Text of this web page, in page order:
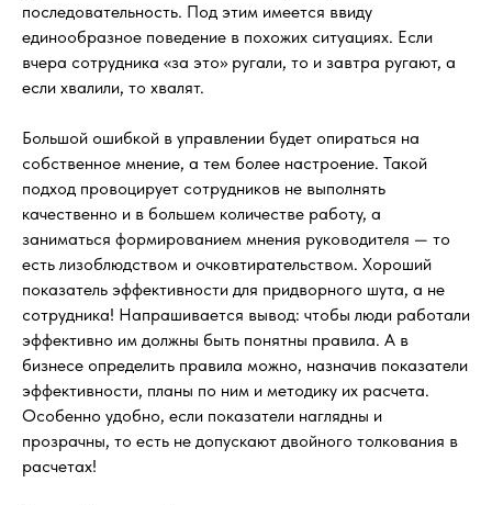
последовательность. Под этим имеется ввиду
единообразное поведение в похожих ситуациях. Если
вчера сотрудника «за это» ругали, то и завтра ругают, а
если хвалили, то хвалят.
Большой ошибкой в управлении будет опираться на
собственное мнение, а тем более настроение. Такой
подход провоцирует сотрудников не выполнять
качественно и в большем количестве работу, а
заниматься формированием мнения руководителя — то
есть лизоблюдством и очковтирательством. Хороший
показатель эффективности для придворного шута, а не
сотрудника! Напрашивается вывод: чтобы люди работали
эффективно им должны быть понятны правила. А в
бизнесе определить правила можно, назначив показатели
эффективности, планы по ним и методику их расчета.
Особенно удобно, если показатели наглядны и
прозрачны, то есть не допускают двойного толкования в
расчетах!